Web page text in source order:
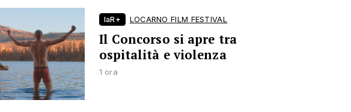
laR+ LOCARNO FILM FESTIVAL
Il Concorso si apre tra
ospitalità e violenza
1 ora